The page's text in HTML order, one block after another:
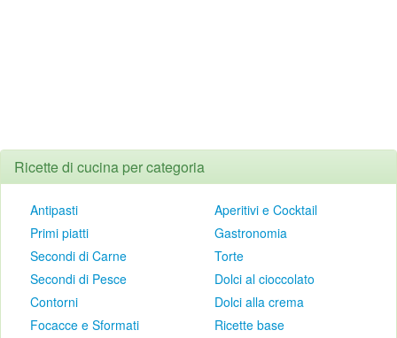
Ricette di cucina per categoria
Antipasti
Primi piatti
Secondi di Carne
Secondi di Pesce
Contorni
Focacce e Sformati
Aperitivi e Cocktail
Gastronomia
Torte
Dolci al cioccolato
Dolci alla crema
Ricette base